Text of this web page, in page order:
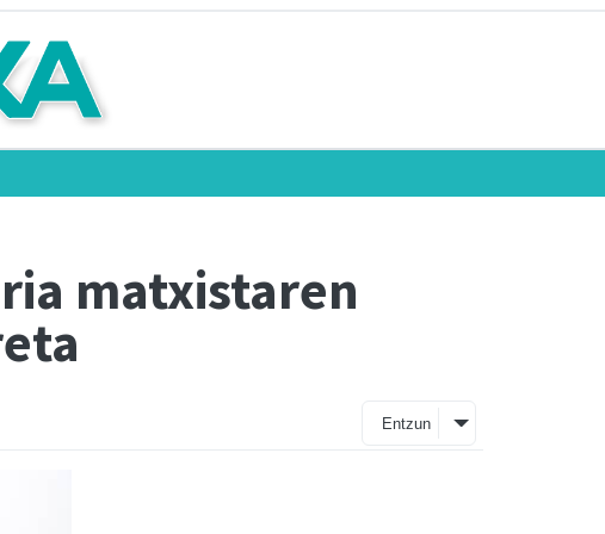
matxistaren
Entzun